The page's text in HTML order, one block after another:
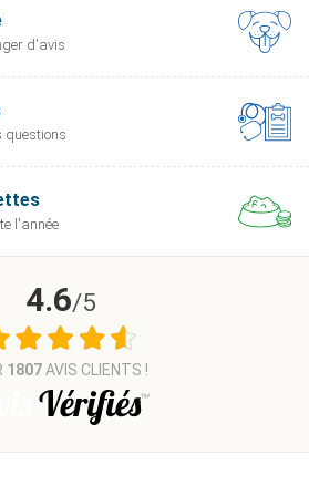
la stimuation
6 volts pour le collier (incluse)
:
RFA-18-11 de 6 volts
courts)
: 00 800 18 18 20 20
d'avis
questions
l'année
4.6/5
1807AVIS CLIENTS !